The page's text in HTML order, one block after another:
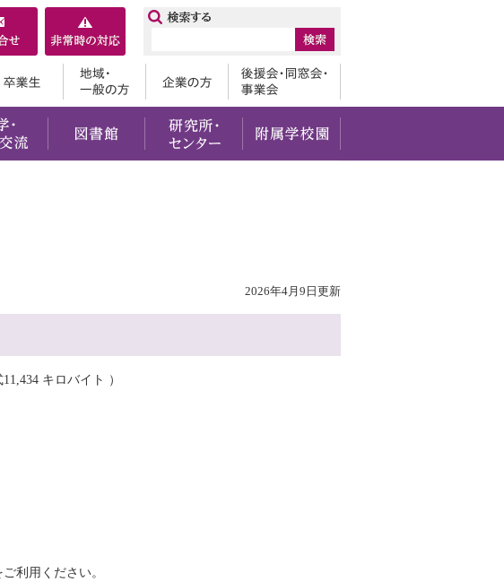
・キャンパスマップ
サイトマップ
在学生 地域・一般の方企業の方
産学連携・社会貢献留学・国際交流
2026年4月9日更新
11,434 キロバイト ）
利用ください。